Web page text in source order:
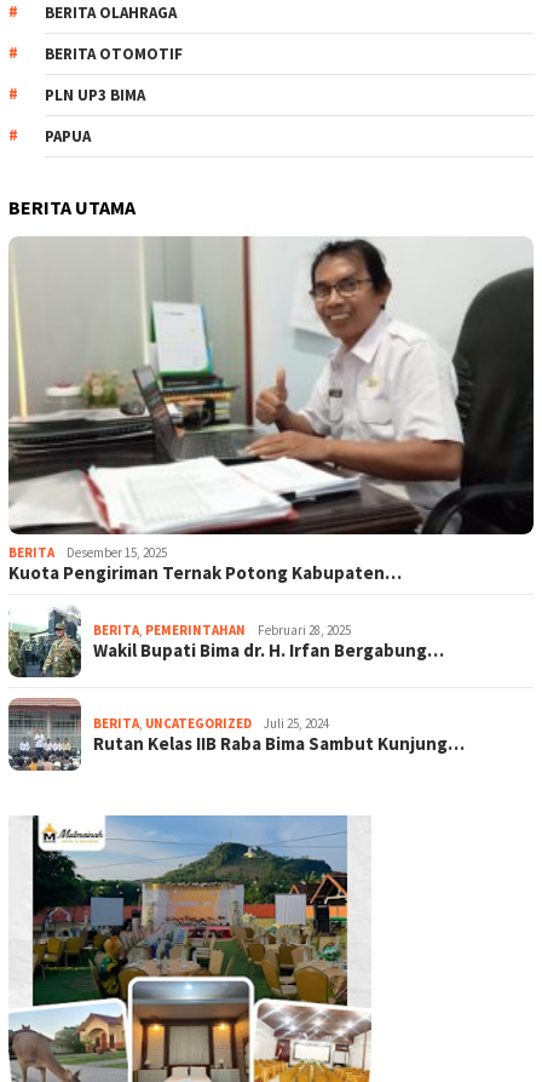
BERITA OLAHRAGA
BERITA OTOMOTIF
PLN UP3 BIMA
PAPUA
BERITA UTAMA
BERITA Desember 15, 2025
Kuota Pengiriman Ternak Potong Kabupaten…
BERITA PEMERINTAHAN Februari 28, 2025
Wakil Bupati Bima dr. H. Irfan Bergabung…
BERITA UNCATEGORIZED Juli 25, 2024
Rutan Kelas IIB Raba Bima Sambut Kunjung…